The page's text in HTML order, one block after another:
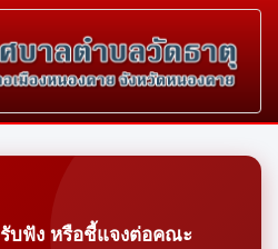
บฟัง หรือชี้แจงต่อคณะ